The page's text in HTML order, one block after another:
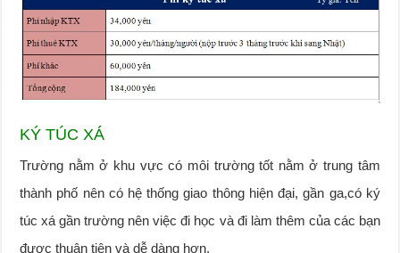
KÝ TÚC XÁ
Trường nằm ở khu vực có môi trường tốt nằm ở trung tâm
thành phố nên có hệ thống giao thông hiện đại, gần ga,có ký
túc xá gần trường nên việc đi học và đi làm thêm của các bạn
được thuận tiện và dễ dàng hơn.